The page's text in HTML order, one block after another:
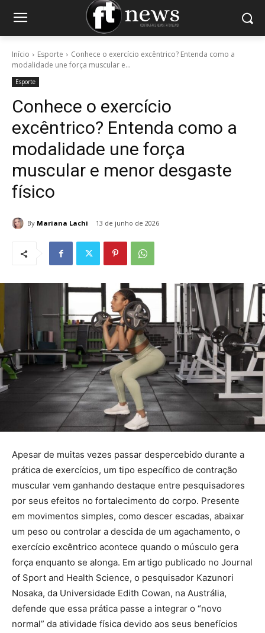
Início Esporte
Conhece o exercício excêntrico? Entenda como a
modalidade une força muscular e...
Esporte
Conhece o exercício
excêntrico? Entenda como a
modalidade une força
muscular e menor desgaste
físico
By Mariana Lachi 13 de junho de 2026
Apesar de muitas vezes passar despercebido durante a
prática de exercícios, um tipo específico de contração
muscular vem ganhando destaque entre pesquisadores
por seus efeitos no fortalecimento do corpo. Presente
em movimentos simples, como descer escadas, abaixar
um peso ou controlar a descida de um agachamento, o
exercício excêntrico acontece quando o músculo gera
força enquanto se alonga. Em artigo publicado no Journal
of Sport and Health Science, o pesquisador Kazunori
Nosaka, da Universidade Edith Cowan, na Austrália,
defende que essa prática passe a integrar o “novo
normal” da atividade física devido aos seus benefícios